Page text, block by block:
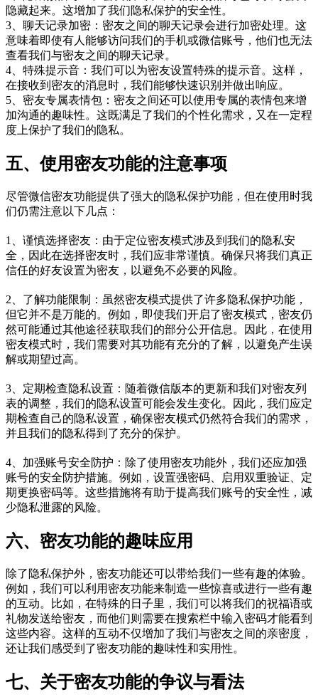
隐藏起来。这增加了我们隐私保护的安全性。
3、聊天记录加密：密友之间的聊天记录会进行加密处理。这
意味着即使有人能够访问我们的手机或微信账号，他们也无法
查看我们与密友之间的聊天记录。
4、特殊提示音：我们可以为密友设置特殊的提示音。这样，
在接收到密友的消息时，我们能够快速识别并做出响应。
5、密友专属表情包：密友之间还可以使用专属的表情包来增
加沟通的趣味性。这既满足了我们的个性化需求，又在一定程
度上保护了我们的隐私。
五、使用密友功能的注意事项
尽管微信密友功能提供了强大的隐私保护功能，但在使用时我
们仍需注意以下几点：
1、谨慎选择密友：由于定位密友模式涉及到我们的隐私安
全，因此在选择密友时，我们应非常谨慎。确保只将我们真正
信任的好友设置为密友，以避免不必要的风险。
2、了解功能限制：虽然密友模式提供了许多隐私保护功能，
但它并不是万能的。例如，即使我们开启了密友模式，密友仍
然可能通过其他途径获取我们的部分公开信息。因此，在使用
密友模式时，我们需要对其功能有充分的了解，以避免产生误
解或期望过高。
3、定期检查隐私设置：随着微信版本的更新和我们对密友列
表的调整，我们的隐私设置可能会发生变化。因此，我们应定
期检查自己的隐私设置，确保密友模式仍然符合我们的需求，
并且我们的隐私得到了充分的保护。
4、加强账号安全防护：除了使用密友功能外，我们还应加强
账号的安全防护措施。例如，设置强密码、启用双重验证、定
期更换密码等。这些措施将有助于提高我们账号的安全性，减
少隐私泄露的风险。
六、密友功能的趣味应用
除了隐私保护外，密友功能还可以带给我们一些有趣的体验。
例如，我们可以利用密友功能来制造一些惊喜或进行一些有趣
的互动。比如，在特殊的日子里，我们可以将我们的祝福语或
礼物发送给密友，而他们则需要在搜索栏中输入密码才能看到
这些内容。这样的互动不仅增加了我们与密友之间的亲密度，
还让我们感受到了密友功能的趣味性和实用性。
七、关于密友功能的争议与看法